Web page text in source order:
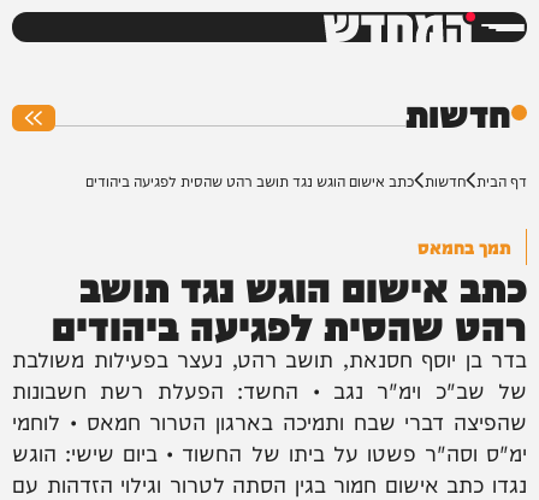
המחדש
חדשות
דף הבית חדשות כתב אישום הוגש נגד תושב רהט שהסית לפגיעה ביהודים
תמך בחמאס
כתב אישום הוגש נגד תושב
רהט שהסית לפגיעה ביהודים
בדר בן יוסף חסנאת, תושב רהט, נעצר בפעילות משולבת
של שב"כ וימ"ר נגב • החשד: הפעלת רשת חשבונות
שהפיצה דברי שבח ותמיכה בארגון הטרור חמאס • לוחמי
ימ"ס וסה"ר פשטו על ביתו של החשוד • ביום שישי: הוגש
נגדו כתב אישום חמור בגין הסתה לטרור וגילוי הזדהות עם